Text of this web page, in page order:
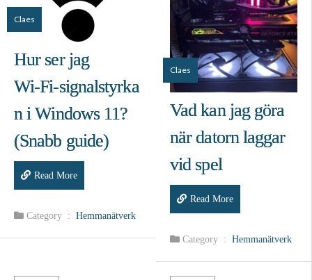
Claes
Hur ser jag
Wi‑Fi‑signalstyrka
n i Windows 11?
(Snabb guide)
Read More
Category : Hemmanätverk
Claes
Vad kan jag göra
när datorn laggar
vid spel
Read More
Category : Hemmanätverk